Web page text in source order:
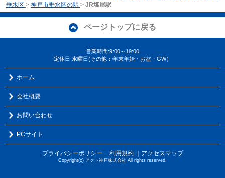
垂水区 > 神戸市垂水区の駅 > JR塩屋駅
ページトップに戻る
営業時間:9:00～19:00
定休日:水曜日(その他：年末年始・お盆・GW）
ホーム
会社概要
お問い合わせ
PCサイト
プライバシーポリシー ｜ 利用規約 ｜アクセスマップ
Copyright(c) アクト神戸株式会社 All rights reserved.